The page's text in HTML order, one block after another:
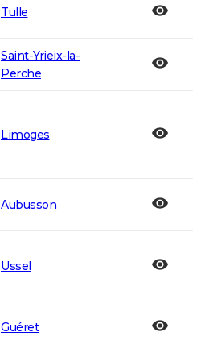
Tulle
Saint-Yrieix-la-
Perche
Limoges
Aubusson
Ussel
Guéret